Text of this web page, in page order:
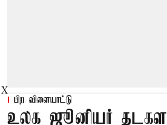
பிற விளையாட்டு
உலக ஜூனியர் தடகள
X